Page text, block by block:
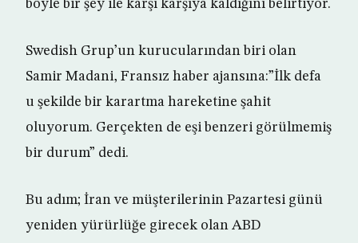
böyle bir şey ile karşı karşıya kaldığını belirtiyor.
Swedish Grup’un kurucularından biri olan
Samir Madani, Fransız haber ajansına:”İlk defa
u şekilde bir karartma hareketine şahit
oluyorum. Gerçekten de eşi benzeri görülmemiş
bir durum” dedi.
Bu adım; İran ve müşterilerinin Pazartesi günü
yeniden yürürlüğe girecek olan ABD